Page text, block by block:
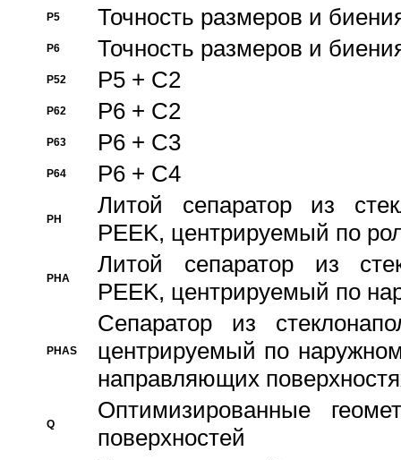
P5 Точность размеров и
P6 Точность размеров и
P52 P5 + C2
P62 P6 + C2
P63 P6 + C3
P64 P6 + C4
PH
Литой сепаратор из
PEEK, центрируемый по
PHA
Литой сепаратор из
PEEK, центрируемый по
PHAS
Сепаратор из
центрируемый по
направляющих
Q
Оптимизированные
поверхностей